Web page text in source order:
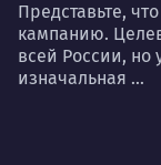
Представьте,
кампанию.
всей России, но
изначальная ...